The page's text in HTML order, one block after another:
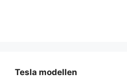
Tesla modellen